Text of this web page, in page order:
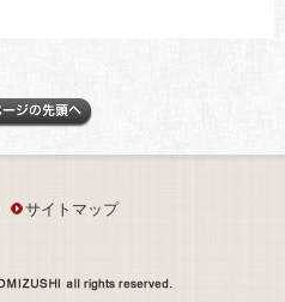
サイトマップ